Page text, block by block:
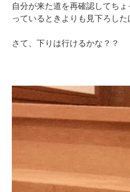
自分が来た道を再確認してち
っているときよりも見下ろした
さて、下りは行けるかな？？
いぬ部をフォロー
PECOアプリを
アプ